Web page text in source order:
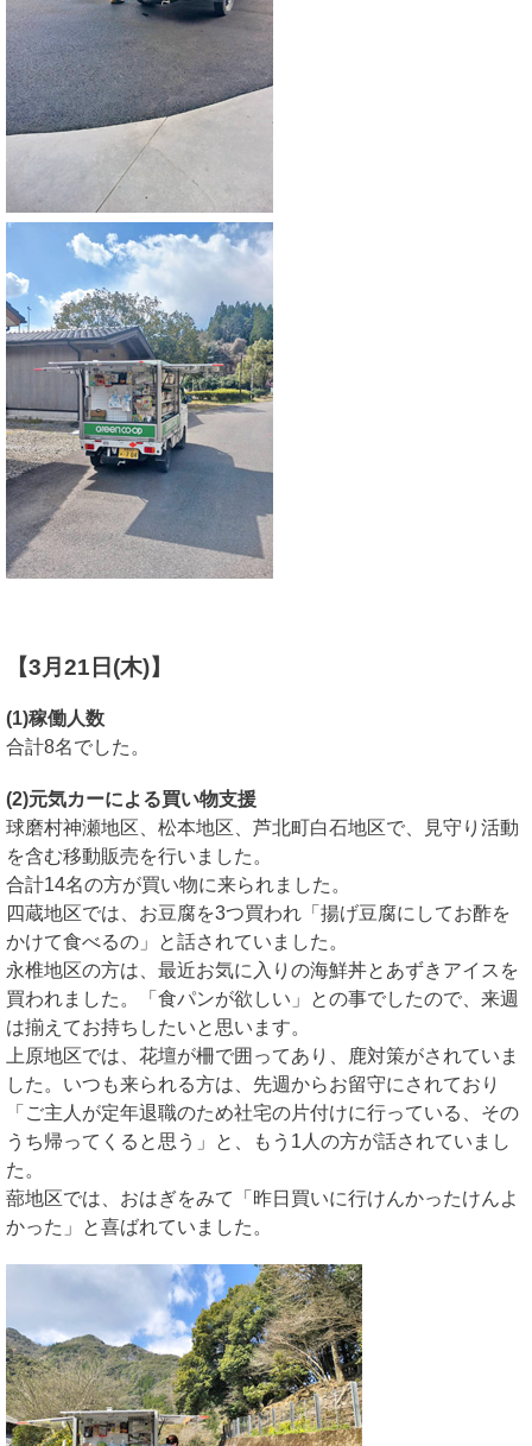
【3月21日(木)】
(1)稼働人数
合計8名でした。
(2)元気カーによる買い物支援
球磨村神瀬地区、松本地区、芦北町白石地区で、見守り活動
を含む移動販売を行いました。
合計14名の方が買い物に来られました。
四蔵地区では、お豆腐を3つ買われ「揚げ豆腐にしてお酢を
かけて食べるの」と話されていました。
永椎地区の方は、最近お気に入りの海鮮丼とあずきアイスを
買われました。「食パンが欲しい」との事でしたので、来週
は揃えてお持ちしたいと思います。
上原地区では、花壇が柵で囲ってあり、鹿対策がされていま
した。いつも来られる方は、先週からお留守にされており
「ご主人が定年退職のため社宅の片付けに行っている、その
うち帰ってくると思う」と、もう1人の方が話されていまし
た。
蔀地区では、おはぎをみて「昨日買いに行けんかったけんよ
かった」と喜ばれていました。